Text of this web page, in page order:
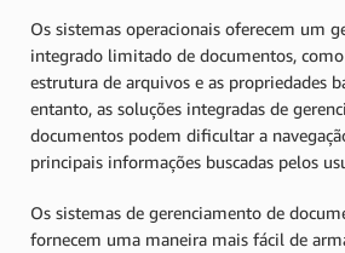
Os sistemas operacionais oferecem um
integrado limitado de documentos,
estrutura de arquivos e as propriedades
entanto, as soluções integradas de
documentos podem dificultar a
principais informações buscadas pelos
Os sistemas de gerenciamento de
fornecem uma maneira mais fácil de